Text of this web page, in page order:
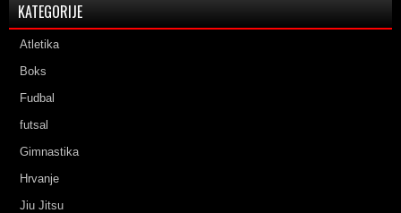
KATEGORIJE
Atletika
Boks
Fudbal
futsal
Gimnastika
Hrvanje
Jiu Jitsu